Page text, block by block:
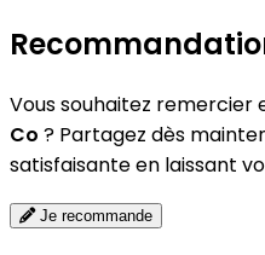
Vous souhaitez
Co ? Partagez dès
satisfaisante en laissant
Je recommande